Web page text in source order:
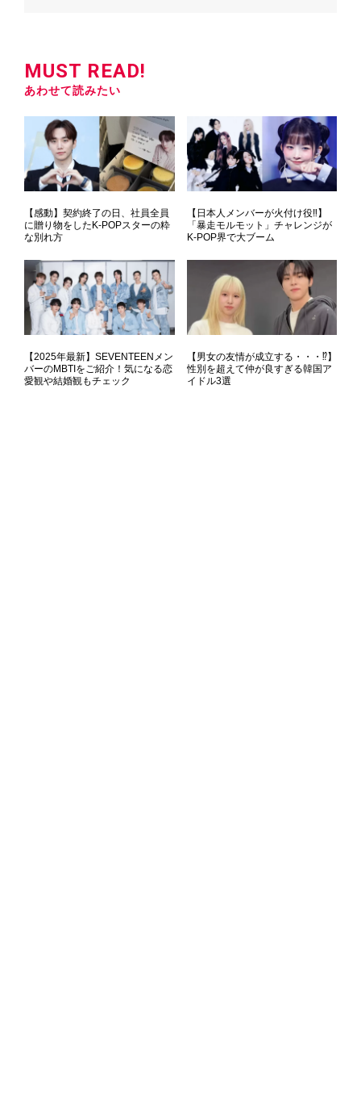
MUST READ!
あわせて読みたい
【感動】契約終了の日、社員全員
に贈り物をしたK-POPスターの粋
な別れ方
【日本人メンバーが火付け役‼】
「暴走モルモット」チャレンジが
K-POP界で大ブーム
【2025年最新】SEVENTEENメン
バーのMBTIをご紹介！気になる恋
愛観や結婚観もチェック
【男女の友情が成立する・・・⁉】
性別を超えて仲が良すぎる韓国ア
イドル3選